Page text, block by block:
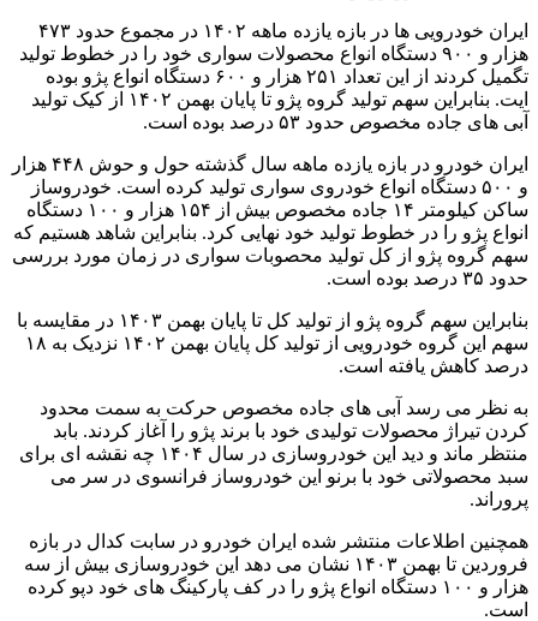
ایران خودرویی ها در بازه یازده ماهه ۱۴۰۲ در مجموع حدود ۴۷۳
هزار و ۹۰۰ دستگاه انواع محصولات سواری خود را در خطوط تولید
تگمیل کردند از این تعداد ۲۵۱ هزار و ۶۰۰ دستگاه انواع پژو بوده
ایت. بنابراین سهم تولید گروه پژو تا پایان بهمن ۱۴۰۲ از کیک تولید
آبی های جاده مخصوص حدود ۵۳ درصد بوده است.
ایران خودرو در بازه یازده ماهه سال گذشته حول و حوش ۴۴۸ هزار
و ۵۰۰ دستگاه انواع خودروی سواری تولید کرده است. خودروساز
ساکن کیلومتر ۱۴ جاده مخصوص بیش از ۱۵۴ هزار و ۱۰۰ دستگاه
انواع پژو را در خطوط تولید خود نهایی کرد. بنابراین شاهد هستیم که
سهم گروه پژو از کل تولید محصوبات سواری در زمان مورد بررسی
حدود ۳۵ درصد بوده است.
بنابراین سهم گروه پژو از تولید کل تا پایان بهمن ۱۴۰۳ در مقایسه با
سهم این گروه خودرویی از تولید کل پایان بهمن ۱۴۰۲ نزدیک به ۱۸
درصد کاهش یافته است.
به نظر می رسد آبی های جاده مخصوص حرکت به سمت محدود
کردن تیراژ محصولات تولیدی خود با برند پژو را آغاز کردند. بابد
منتظر ماند و دید این خودروسازی در سال ۱۴۰۴ چه نقشه ای برای
سبد محصولاتی خود با برنو این خودروساز فرانسوی در سر می
پروراند.
همچنین اطلاعات منتشر شده ایران خودرو در سابت کدال در بازه
فروردین تا بهمن ۱۴۰۳ نشان می دهد این خودروسازی بیش از سه
هزار و ۱۰۰ دستگاه انواع پژو را در کف پارکینگ های خود دپو کرده
است.